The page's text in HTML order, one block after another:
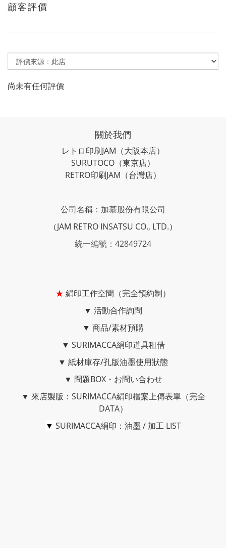
顧客評價
尚未有任何評價
關於我們
レトロ印刷JAM （大阪本店）
SURUTOCO （東京店）
RETRO印刷JAM （台灣店）
公司名稱：加慕股份有限公司
（JAM RETRO INSATSU CO., LTD.）
統一編號：42849724
★ 絹印工作空間（完全預約制）
▼ 活動合作詢問
▼ 商品/素材預購
▼ SURIMACCA絹印道具租借
▼ 紙材庫存/孔版油墨使用狀態
▼ 問題BOX・お問い合わせ
▼ 來店製版：SURIMACCA絹印檔案上傳表單（完全
DATA）
▼ SURIMACCA絹印：油墨 / 加工 LIST